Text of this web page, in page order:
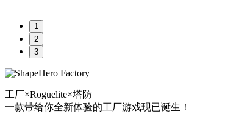
1
2
3
工厂×Roguelite×塔防
一款带给你全新体验的工厂游戏现已诞生！